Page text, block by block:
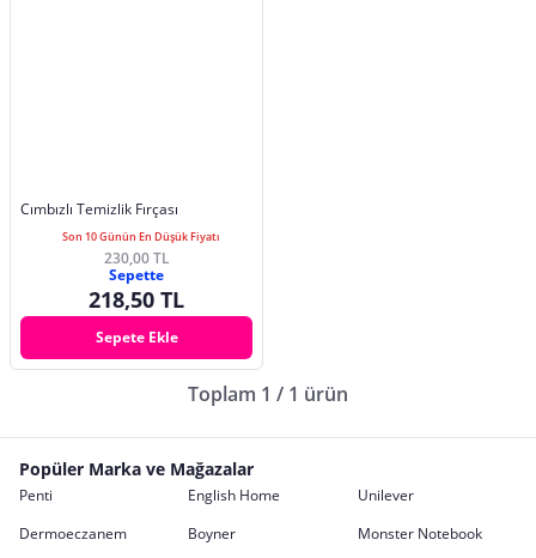
Cımbızlı Temizlik Fırçası
Son 10 Günün En Düşük Fiyatı
230,00 TL
Sepette
218,50 TL
Sepete Ekle
Toplam 1 / 1 ürün
Popüler Marka ve Mağazalar
Penti English Home
Unilever
Dermoeczanem
Boyner
Monster Notebook